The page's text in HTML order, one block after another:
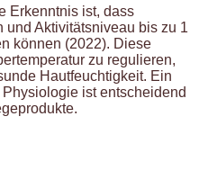
Erkenntnis ist, dass
Aktivitätsniveau bis zu 1
können (2022). Diese
zu regulieren,
Hautfeuchtigkeit. Ein
ist entscheidend